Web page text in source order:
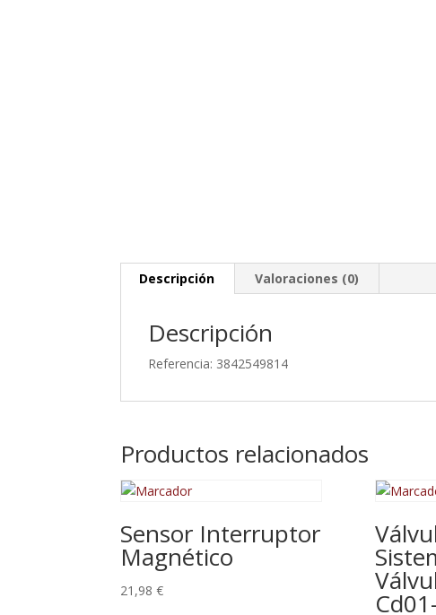
Descripción Valoraciones (0)
Descripción
Referencia: 3842549814
Productos relacionados
Sensor Interruptor
Magnético
21,98€